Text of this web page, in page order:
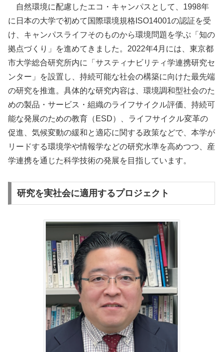
自然環境に配慮したエコ・キャンパスとして、1998年
に日本の大学で初めて国際環境規格ISO14001の認証を受
け、キャンパスライフそのものから環境問題を学ぶ「知の
拠点づくり」を進めてきました。2022年4月には、東京都
市大学総合研究所内に「サスティナビリティ学連携研究セ
ンター」を設置し、持続可能な社会の構築に向けた最先端
の研究を推進。具体的な研究内容は、環境調和型社会のた
めの製品・サービス・組織のライフサイクル評価、持続可
能な発展のための教育（ESD）、ライフサイクル変革の
促進、気候変動の緩和と適応に関する政策などで、本学が
リードする環境学や情報学などの研究水準を高めつつ、産
学連携を通じた科学技術の発展を目指しています。
研究を実社会に適用するプロジェクト